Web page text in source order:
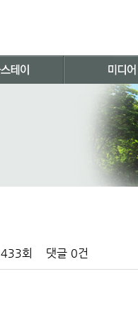
회 댓글 0건